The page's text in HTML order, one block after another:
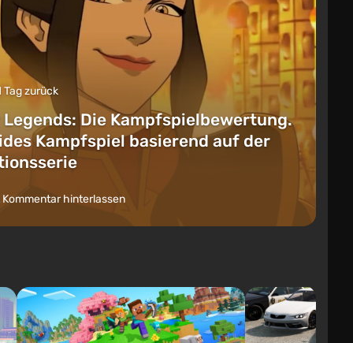
Tag zurück
Die Kampfspielbewertung.
Kampfspiel basierend auf der
Kommentar hinterlassen